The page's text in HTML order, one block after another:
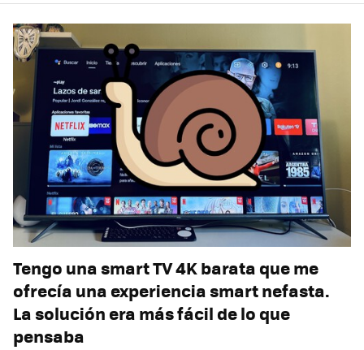
Tengo una smart TV 4K barata que me
ofrecía una experiencia smart nefasta.
La solución era más fácil de lo que
pensaba